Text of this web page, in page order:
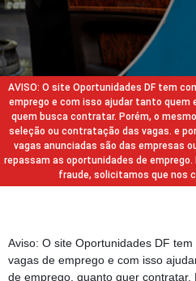
AVISO: O site Oportunidades DF tem
emprego e com isso ajudar tanto quem
quem busca contratar. Porém, o
seleção ou contratação das vagas. e
vagas anunciadas são das empresas
repassam as oportunidades de
fraude, solicitamos que nos
Aviso: O site Oportunidades DF
vagas de emprego e com isso
de emprego, quanto quer contratar.